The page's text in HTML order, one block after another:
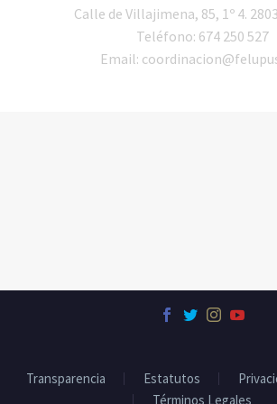
Calle de Villajimena, 85, 1º 4.
Teléfono: 674 250 527
Email:
Transparencia Estatutos
Términos Legales